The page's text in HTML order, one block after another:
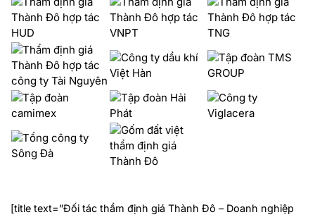
[title text=”Đối tác thẩm định giá Thành Đô – Doanh nghiệp